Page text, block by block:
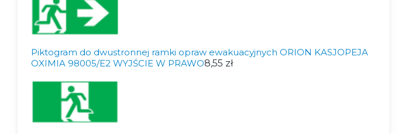
Piktogram do dwustronnej ramki opraw ewakuacyjnych ORION KASJOPEJA
OXIMIA 98005/E2 WYJŚCIE W PRAWO8,55 zł